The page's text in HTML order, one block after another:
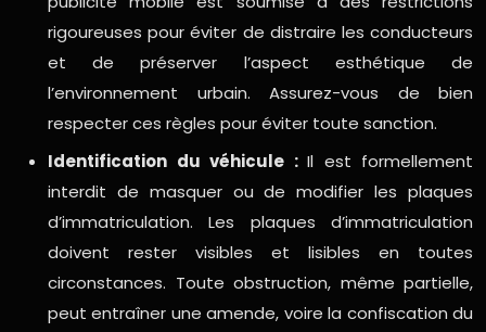
rigoureuses pour éviter de distraire les conducteurs
et de préserver l’aspect esthétique de
l’environnement urbain. Assurez-vous de bien
respecter ces règles pour éviter toute sanction.
Identification du véhicule : Il est formellement
interdit de masquer ou de modifier les plaques
d’immatriculation. Les plaques d’immatriculation
doivent rester visibles et lisibles en toutes
circonstances. Toute obstruction, même partielle,
peut entraîner une amende, voire la confiscation du